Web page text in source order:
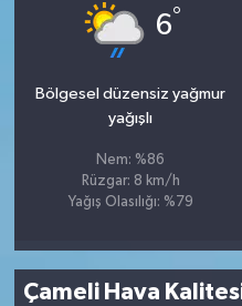
6°
Bölgesel düzensiz yağmur
yağışlı
Nem: %86
Rüzgar: 8 km/h
Yağış Olasılığı: %79
Çameli Hava